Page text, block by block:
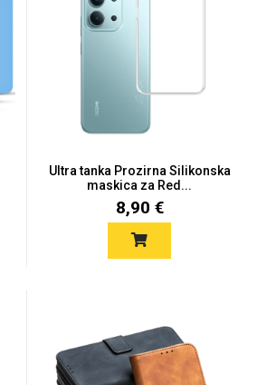
Ultra tanka Prozirna Silikonska
maskica za Red...
8,90 €